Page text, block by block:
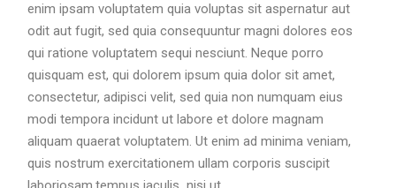
enim ipsam voluptatem quia voluptas sit aspernatur aut
odit aut fugit, sed quia consequuntur magni dolores eos
qui ratione voluptatem sequi nesciunt. Neque porro
quisquam est, qui dolorem ipsum quia dolor sit amet,
consectetur, adipisci velit, sed quia non numquam eius
modi tempora incidunt ut labore et dolore magnam
aliquam quaerat voluptatem. Ut enim ad minima veniam,
quis nostrum exercitationem ullam corporis suscipit